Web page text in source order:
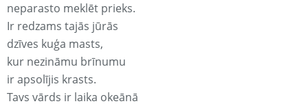
neparasto meklēt prieks.
Ir redzams tajās jūrās
dzīves kuģa masts,
kur nezināmu brīnumu
ir apsolījis krasts.
Tavs vārds ir laika okeānā